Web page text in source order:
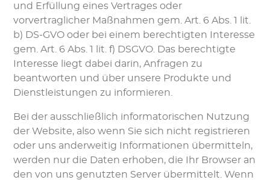
und Erfüllung eines Vertrages oder
vorvertraglicher Maßnahmen gem. Art. 6 Abs. 1 lit.
b) DS-GVO oder bei einem berechtigten Interesse
gem. Art. 6 Abs. 1 lit. f) DSGVO. Das berechtigte
Interesse liegt dabei darin, Anfragen zu
beantworten und über unsere Produkte und
Dienstleistungen zu informieren.
Bei der ausschließlich informatorischen Nutzung
der Website, also wenn Sie sich nicht registrieren
oder uns anderweitig Informationen übermitteln,
werden nur die Daten erhoben, die Ihr Browser an
den von uns genutzten Server übermittelt. Wenn